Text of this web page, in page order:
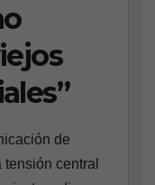
de
central